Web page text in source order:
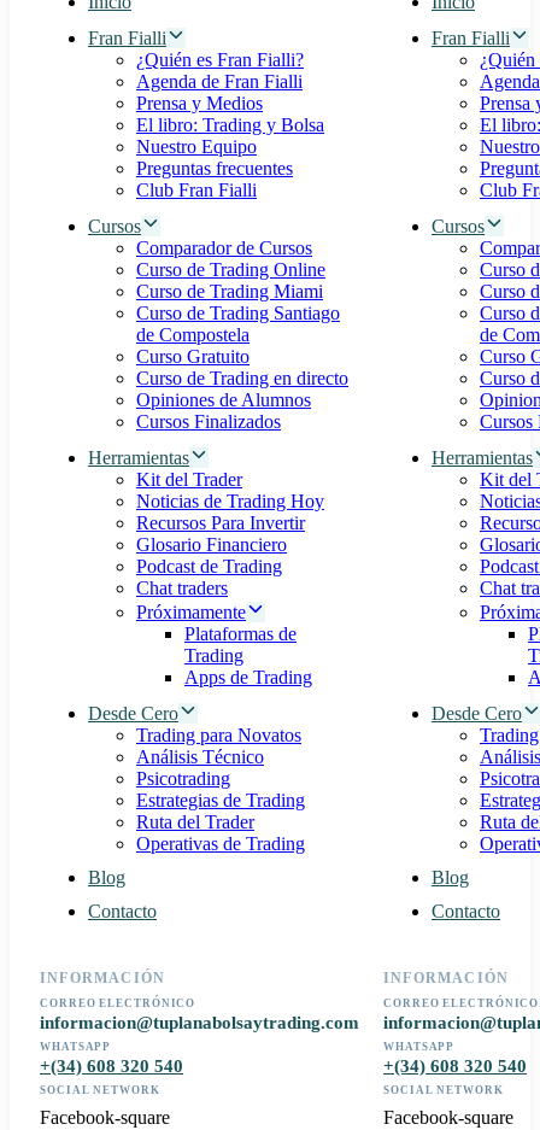
Fran Fialli
¿Quién es Fran Fialli?
Agenda de Fran Fialli
Prensa y Medios
El libro: Trading y Bolsa
Nuestro Equipo
Preguntas frecuentes
Club Fran Fialli
Cursos
Comparador de Cursos
Curso de Trading Online
Curso de Trading Miami
Curso de Trading Santiago
de Compostela
Curso Gratuito
Curso de Trading en directo
Opiniones de Alumnos
Cursos Finalizados
Herramientas
Kit del Trader
Noticias de Trading Hoy
Recursos Para Invertir
Glosario Financiero
Podcast de Trading
Chat traders
Próximamente
Plataformas de
Trading
Apps de Trading
Desde Cero
Trading para Novatos
Análisis Técnico
Psicotrading
Estrategias de Trading
Ruta del Trader
Operativas de Trading
Blog
Contacto
INFORMACIÓN
CORREO ELECTRÓNICO
informacion@tuplanabolsaytrading.com
WHATSAPP
+(34) 608 320 540
SOCIAL NETWORK
Facebook-square
Fran Fialli
Prensa
El
Club
Cursos
Curso
Curso
Curso
de
Curso
Curso
Cursos
Herramientas
Kit del
Chat
Desde Cero
Ruta
Blog
Contacto
INFORMACIÓN
CORREO ELECTRÓNICO
WHATSAPP
+(34) 608 320 540
SOCIAL NETWORK
Facebook-square